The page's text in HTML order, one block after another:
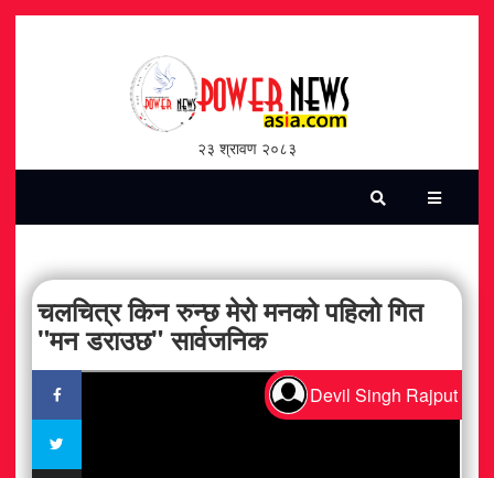
२३ श्रावण २०८३
पत्रिका
समाचार
सामाजिक
शन्ती / सुरक्षा
विचार / विमर्श
चलचित्र किन रुन्छ मेरो मनको पहिलो गित
"मन डराउछ" सार्वजनिक
Devil Singh Rajput